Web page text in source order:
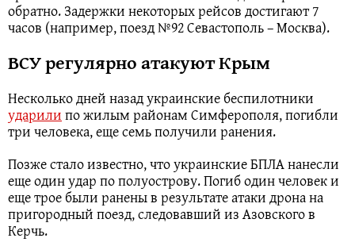
обратно. Задержки некоторых рейсов достигают 7
часов (например, поезд №92 Севастополь – Москва).
ВСУ регулярно атакуют Крым
Несколько дней назад украинские беспилотники
ударилипо жилым районам Симферополя, погибли
три человека, еще семь получили ранения.
Позже стало известно, что украинские БПЛА нанесли
еще один удар по полуострову. Погиб один человек и
еще трое были ранены в результате атаки дрона на
пригородный поезд, следовавший из Азовского в
Керчь.